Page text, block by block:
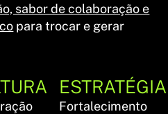
sabor de colaboração e
para trocar e gerar
ESTRATÉGIA
Fortalecimento